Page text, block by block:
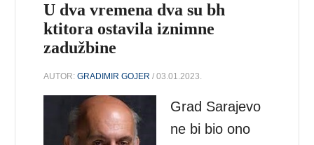
U dva vremena dva su bh
ktitora ostavila iznimne
zadužbine
AUTOR:GRADIMIR GOJER / 03.01.2023.
Grad Sarajevo
ne bi bio ono